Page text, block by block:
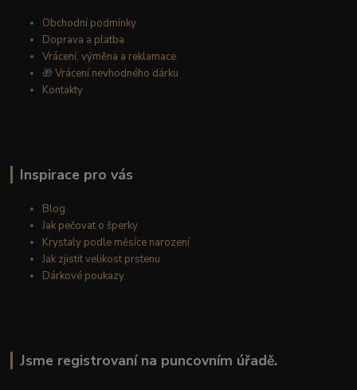
Obchodní podmínky
Doprava a platba
Vrácení, výměna a reklamace
🎁Vrácení nevhodného dárku
Kontakty
Inspirace pro vás
Blog
Jak pečovat o šperky
Krystaly podle měsíce narození
Jak zjistit velikost prstenu
Dárkové poukazy
Jsme registrovaní na puncovním úřadě.